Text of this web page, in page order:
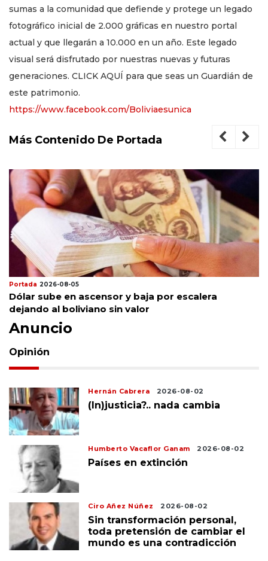
sumas a la comunidad que defiende y protege un legado
fotográfico inicial de 2.000 gráficas en nuestro portal
actual y que llegarán a 10.000 en un año. Este legado
visual será disfrutado por nuestras nuevas y futuras
generaciones. CLICK AQUÍ para que seas un Guardián de
este patrimonio.
https://www.facebook.com/Boliviaesunica
Más Contenido De Portada
Portada 2026-08-05
Dólar sube en ascensor y baja por escalera
dejando al boliviano sin valor
Anuncio
Opinión
Hernán Cabrera 2026-08-02
(In)justicia?.. nada cambia
Humberto Vacaflor Ganam 2026-08-02
Países en extinción
Ciro Añez Núñez 2026-08-02
Sin transformación personal,
toda pretensión de cambiar el
mundo es una contradicción